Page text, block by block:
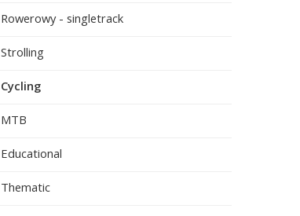
Rowerowy - singletrack
Strolling
Cycling
MTB
Educational
Thematic